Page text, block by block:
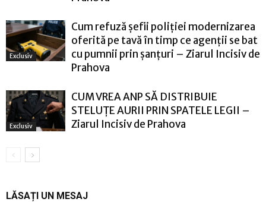
Exclusiv
Cum refuză șefii poliției modernizarea
oferită pe tavă în timp ce agenții se bat
cu pumnii prin șanțuri – Ziarul Incisiv de
Prahova
Exclusiv
CUM VREA ANP SĂ DISTRIBUIE
STELUȚE AURII PRIN SPATELE LEGII –
Ziarul Incisiv de Prahova
LĂSAȚI UN MESAJ